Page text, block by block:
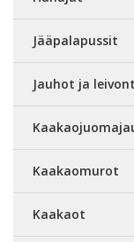
Jääpalapussit
Jauhot ja
Kaakaomurot
Kaakaot